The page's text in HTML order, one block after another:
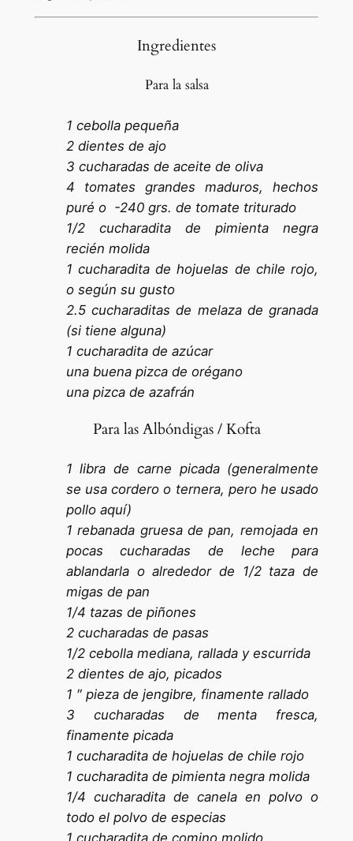
Ingredientes
Para la salsa
1 cebolla pequeña
2 dientes de ajo
3 cucharadas de aceite de oliva
4 tomates grandes maduros, hechos
puré o -240 grs. de tomate triturado
1/2 cucharadita de pimienta negra
recién molida
1 cucharadita de hojuelas de chile rojo,
o según su gusto
2.5 cucharaditas de melaza de granada
(si tiene alguna)
1 cucharadita de azúcar
una buena pizca de orégano
una pizca de azafrán
Para las Albóndigas / Kofta
1 libra de carne picada (generalmente
se usa cordero o ternera, pero he usado
pollo aquí)
1 rebanada gruesa de pan, remojada en
pocas cucharadas de leche para
ablandarla o alrededor de 1/2 taza de
migas de pan
1/4 tazas de piñones
2 cucharadas de pasas
1/2 cebolla mediana, rallada y escurrida
2 dientes de ajo, picados
1 ″ pieza de jengibre, finamente rallado
3 cucharadas de menta fresca,
finamente picada
1 cucharadita de hojuelas de chile rojo
1 cucharadita de pimienta negra molida
1/4 cucharadita de canela en polvo o
todo el polvo de especias